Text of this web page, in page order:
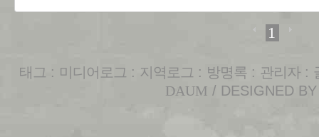
1
태그 : 미디어로그 : 지역로그 : 방명록 : 관리자 :
DAUM / DESIGNED